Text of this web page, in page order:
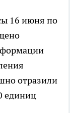
16 июня по
отразили
единиц